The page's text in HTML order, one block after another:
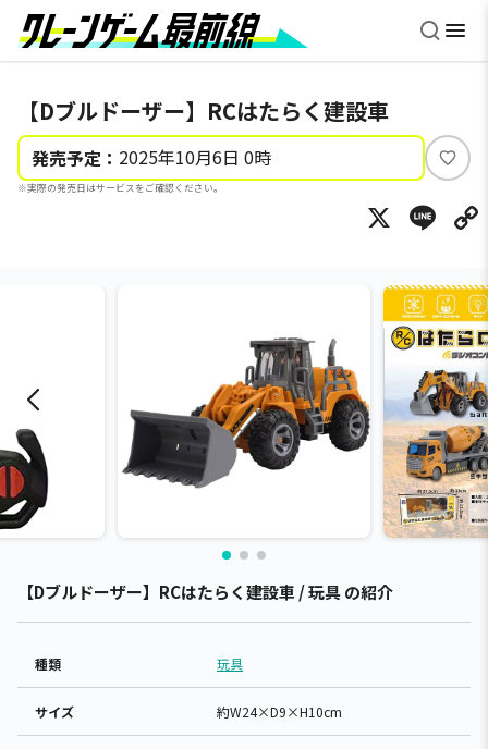
【Dブルドーザー】RCはたらく建設車
発売予定： 2025年10月6日 0時
※実際の発売日はサービスをご確認ください。
い
ね
X
【Dブルドーザー】RCはたらく建設車 / 玩具 の紹介
種類 玩具
サイズ 約W24×D9×H10cm